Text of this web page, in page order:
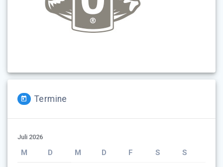
Termine
Juli 2026
M D M D F S S